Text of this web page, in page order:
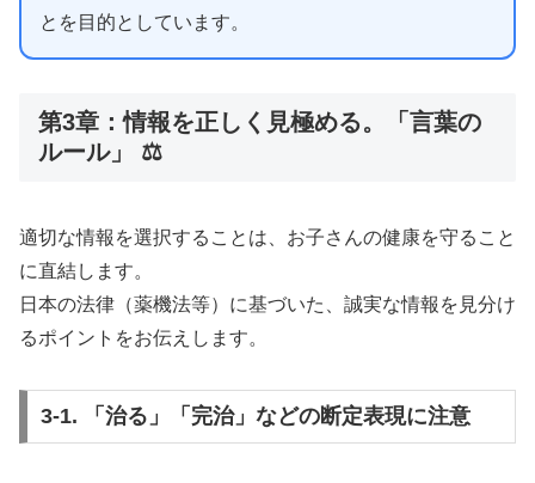
とを目的としています。
第3章：情報を正しく見極める。「言葉の
ルール」 ⚖️
適切な情報を選択することは、お子さんの健康を守ること
に直結します。
日本の法律（薬機法等）に基づいた、誠実な情報を見分け
るポイントをお伝えします。
3-1. 「治る」「完治」などの断定表現に注意